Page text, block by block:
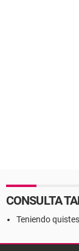
CONSULTA
Teniendo